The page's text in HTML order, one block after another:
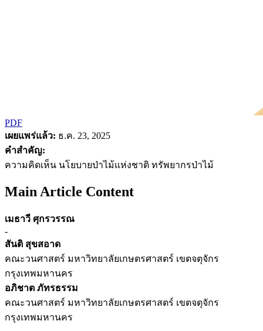
PDF
เผยแพร่แล้ว: ธ.ค. 23, 2025
คำสำคัญ:
ความคิดเห็น นโยบายป่าไม้แห่งชาติ ทรัพยากรป่าไม้
Main Article Content
เมธาวี ศุกรวรรณ
-
สันติ สุขสอาด
คณะวนศาสตร์ มหาวิทยาลัยเกษตรศาสตร์ เขตจตุจักร
กรุงเทพมหานคร
อภิชาต ภัทรธรรม
คณะวนศาสตร์ มหาวิทยาลัยเกษตรศาสตร์ เขตจตุจักร
กรุงเทพมหานคร